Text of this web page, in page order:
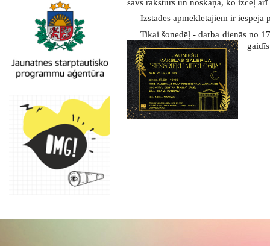
savs raksturs un noskaņa, ko izceļ
Izstādes apmeklētājiem ir
Tikai šonedēļ - darba dienās no